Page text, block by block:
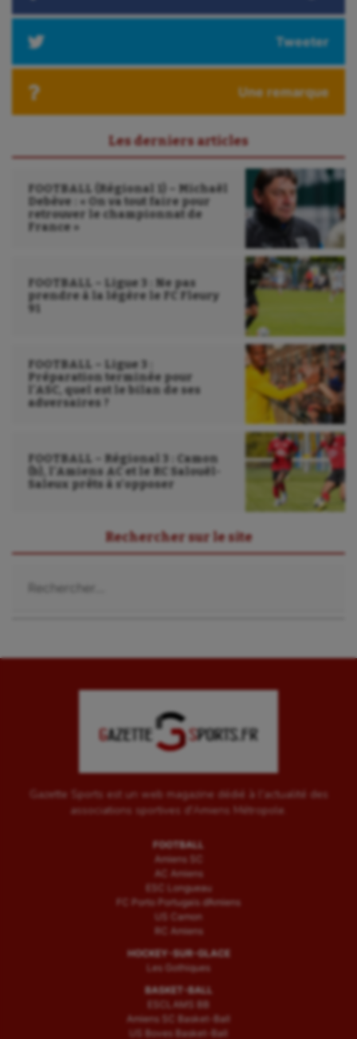
Triathlon
UNSS
Wakeboard
Tweeter
Une remarque
Les derniers articles
FOOTBALL (Régional 1) – Michaël
Debève : « On va tout faire pour
retrouver le championnat de
France »
FOOTBALL – Ligue 3 : Ne pas
prendre à la légère le FC Fleury
91
FOOTBALL – Ligue 3 :
Préparation terminée pour
l’ASC, quel est le bilan de ses
adversaires ?
FOOTBALL – Régional 3 : Camon
(b), l’Amiens AC et le RC Salouël-
Saleux prêts à s’opposer
Rechercher sur le site
Gazette Sports est un web magazine dédié à l'actualité des
associations sportives d'Amiens Métropole.
FOOTBALL
Amiens SC
AC Amiens
ESC Longueau
FC Porto Portugais d’Amiens
US Camon
RC Amiens
HOCKEY-SUR-GLACE
Les Gothiques
BASKET-BALL
ESCLAMS BB
Amiens SC Basket-Ball
US Boves Basket-Ball